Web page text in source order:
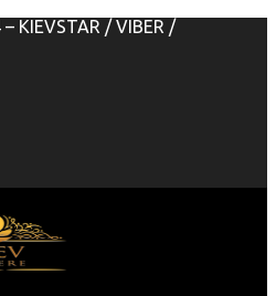
KIEVSTAR / VIBER /